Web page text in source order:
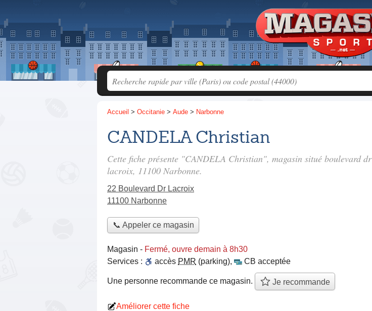
Accueil > Occitanie > Aude > Narbonne
CANDELA Christian
Cette fiche présente "CANDELA Christian", magasin situé boulevard dr
lacroix, 11100 Narbonne.
22 Boulevard Dr Lacroix
11100 Narbonne
📞 Appeler ce magasin
Magasin - Fermé, ouvre demain à 8h30
Services :
accès PMR (parking), CB acceptée
Une personne recommande ce magasin. Je recommande
Améliorer cette fiche